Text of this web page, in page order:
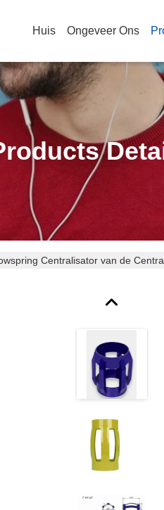
Huis Ongeveer Ons
Centralisator van de